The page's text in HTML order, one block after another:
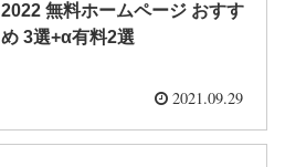
2022 無料ホームページ おすす
め 3選+‪α‬有料2選
2021.09.29